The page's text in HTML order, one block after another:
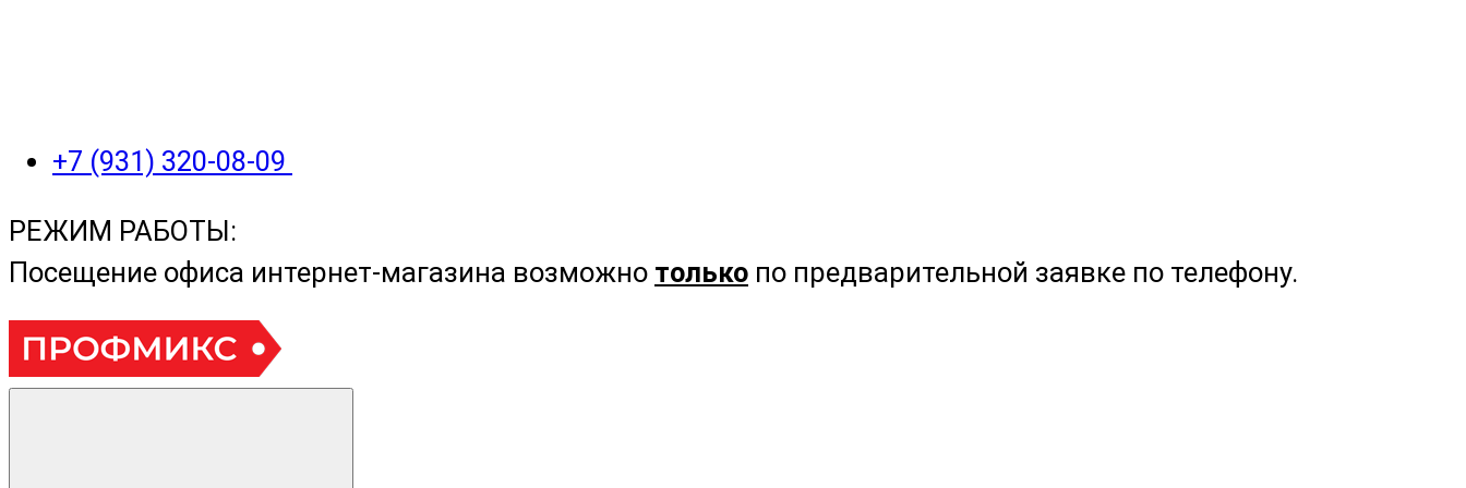
+7 (931) 320-08-09
РЕЖИМ РАБОТЫ:
Посещение офиса интернет-магазина возможно только по предварительной заявке по телефону.